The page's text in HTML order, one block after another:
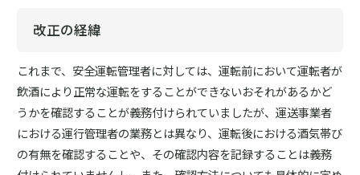
改正の経緯
これまで、安全運転管理者に対しては、運転前において運転者が
飲酒により正常な運転をすることができないおそれがあるかど
うかを確認することが義務付けられていましたが、運送事業者
における運行管理者の業務とは異なり、運転後における酒気帯び
の有無を確認することや、その確認内容を記録することは義務